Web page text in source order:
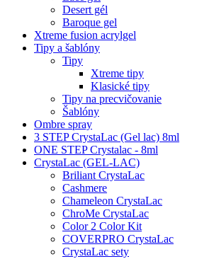
Desert gél
Baroque gel
Xtreme fusion acrylgel
Tipy a šablóny
Tipy
Xtreme tipy
Klasické tipy
Tipy na precvičovanie
Šablóny
Ombre spray
3 STEP CrystaLac (Gel lac) 8ml
ONE STEP Crystalac - 8ml
CrystaLac (GEL-LAC)
Briliant CrystaLac
Cashmere
Chameleon CrystaLac
ChroMe CrystaLac
Color 2 Color Kit
COVERPRO CrystaLac
CrystaLac sety